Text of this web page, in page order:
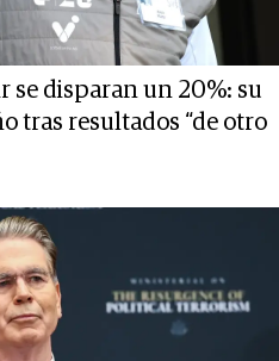
se disparan un 20%: su
tras resultados “de otro